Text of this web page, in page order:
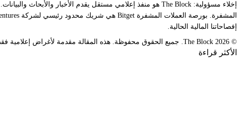
إفصاحاتنا المالية الحالية.
© 2026 The Block. جميع الحقوق محفوظة. هذه المقالة مقدمة لأغراض إعلامية فقط. وهي ليست عرضًا أو مخصصة للاستخدام كمشورة قانونية أو ضريبية أو استثمارية أو مالية أو غيرها.
الأكثر قراءة